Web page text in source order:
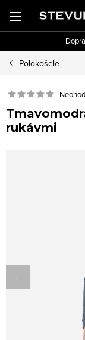
obsah
Polokošele
rukávmi